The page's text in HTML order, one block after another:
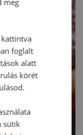
kattintva
foglalt
alatt
körét
sütik